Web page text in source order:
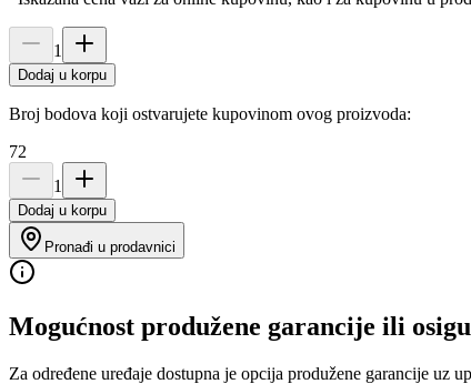
1
Dodaj u korpu
Broj bodova koji ostvarujete kupovinom ovog proizvoda:
72
1
Dodaj u korpu
Pronađi u prodavnici
Mogućnost produžene garancije ili
Za određene uređaje dostupna je opcija produžene garancije uz